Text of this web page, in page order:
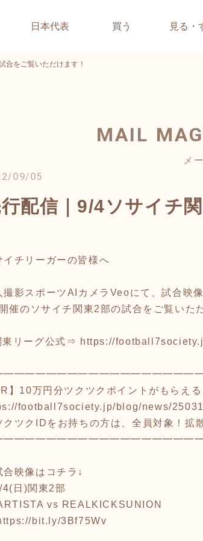
日本代表 買う 見る・
合をご覧いただけます！
MAIL
メ
09/05
配信｜9/4ソサイチ
イチリーガーの皆様へ
撮影スポーツAIカメラVeoにて、試合映像
催のソサイチ関東2部の試合をご覧いた
東リーグ公式⇒ https://
】10万円分ツクツクポイントがもらえ
football7society.jp/blog/news/25031
ツクIDをお持ちの方は、全員対象！拡
合映像はコチラ↓
4(日)関東2部
vs REALKICKSUNION
bit.ly/3Bf75Wv